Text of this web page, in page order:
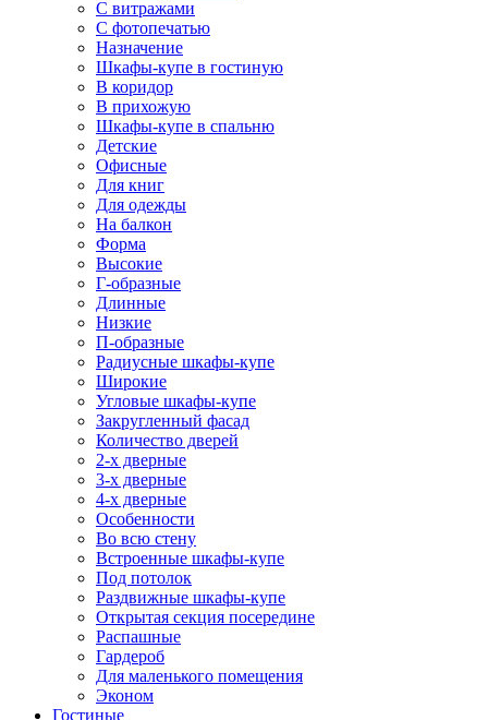
С витражами
С фотопечатью
Назначение
Шкафы-купе в гостиную
В коридор
В прихожую
Шкафы-купе в спальню
Детские
Офисные
Для книг
Для одежды
На балкон
Форма
Высокие
Г-образные
Длинные
Низкие
П-образные
Радиусные шкафы-купе
Широкие
Угловые шкафы-купе
Закругленный фасад
Количество дверей
2-х дверные
3-х дверные
4-х дверные
Особенности
Во всю стену
Встроенные шкафы-купе
Под потолок
Раздвижные шкафы-купе
Открытая секция посередине
Распашные
Гардероб
Для маленького помещения
Эконом
Гостиные